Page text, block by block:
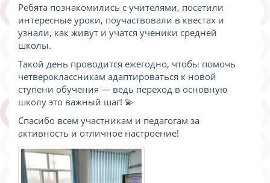
Ребята познакомились с учителями, посетили
интересные уроки, поучаствовали в квестах и
узнали, как живут и учатся ученики средней
школы.
Такой день проводится ежегодно, чтобы помочь
четвероклассникам адаптироваться к новой
ступени обучения — ведь переход в основную
школу это важный шаг! 💫
Спасибо всем участникам и педагогам за
активность и отличное настроение!